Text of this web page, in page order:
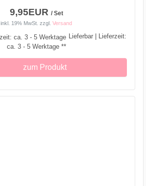
9,95EUR / Set
inkl. 19% MwSt. zzgl. Versand
Lieferbar | Lieferzeit:
ca. 3 - 5 Werktage **
zum Produkt